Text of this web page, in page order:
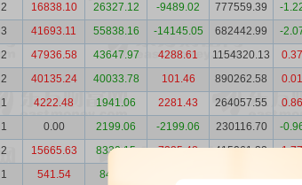
2 16838.10 26327.12 -9489.02 777559.39 -
3 41693.11 55838.16 -14145.05 682442.99 -
2 47936.58 43647.97 4288.61 1154320.13
2 40135.24 40033.78 101.46 890262.58
1 4222.48 1941.06 2281.43 264057.55
1 0.00 2199.06 -2199.06 230116.70 -
2 15665.63 8330.15 7335.48 415061.32
1 541.54 846.02